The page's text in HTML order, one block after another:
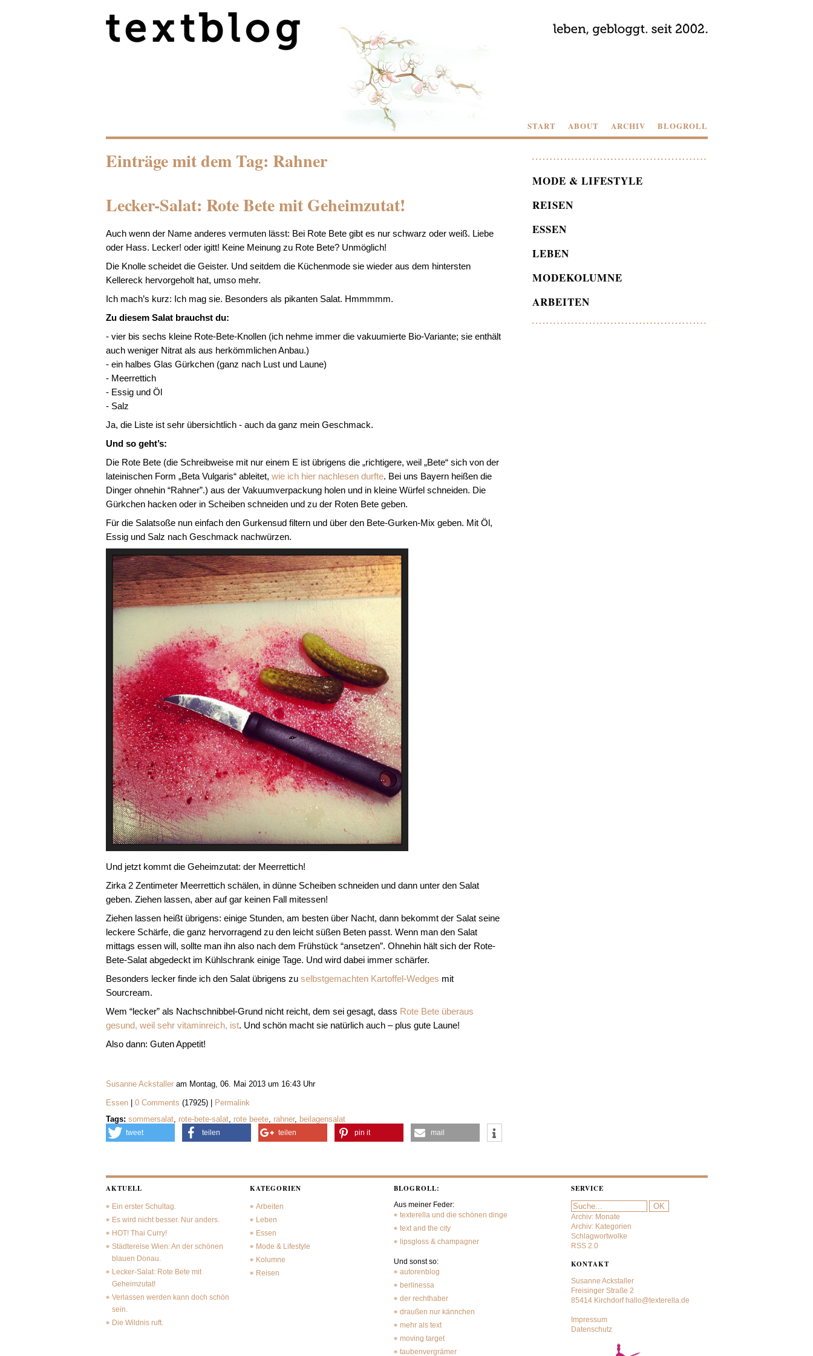
START ABOUT ARCHIV BLOGROLL
Einträge mit dem Tag: Rahner
Lecker-Salat: Rote Bete mit Geheimzutat!
Auch wenn der Name anderes vermuten lässt: Bei Rote Bete gibt es nur schwarz oder weiß. Liebe
oder Hass. Lecker! oder igitt! Keine Meinung zu Rote Bete? Unmöglich!
Die Knolle scheidet die Geister. Und seitdem die Küchenmode sie wieder aus dem hintersten
Kellereck hervorgeholt hat, umso mehr.
Ich mach’s kurz: Ich mag sie. Besonders als pikanten Salat. Hmmmmm.
Zu diesem Salat brauchst du:
- vier bis sechs kleine Rote-Bete-Knollen (ich nehme immer die vakuumierte Bio-Variante; sie enthält
auch weniger Nitrat als aus herkömmlichen Anbau.)
- ein halbes Glas Gürkchen (ganz nach Lust und Laune)
- Meerrettich
- Essig und Öl
- Salz
Ja, die Liste ist sehr übersichtlich - auch da ganz mein Geschmack.
Und so geht’s:
Die Rote Bete (die Schreibweise mit nur einem E ist übrigens die „richtigere, weil „Bete“ sich von der
lateinischen Form „Beta Vulgaris“ ableitet, wie ich hier nachlesen durfte. Bei uns Bayern heißen die
Dinger ohnehin “Rahner”.) aus der Vakuumverpackung holen und in kleine Würfel schneiden. Die
Gürkchen hacken oder in Scheiben schneiden und zu der Roten Bete geben.
Für die Salatsoße nun einfach den Gurkensud filtern und über den Bete-Gurken-Mix geben. Mit Öl,
Essig und Salz nach Geschmack nachwürzen.
Und jetzt kommt die Geheimzutat: der Meerrettich!
Zirka 2 Zentimeter Meerrettich schälen, in dünne Scheiben schneiden und dann unter den Salat
geben. Ziehen lassen, aber auf gar keinen Fall mitessen!
Ziehen lassen heißt übrigens: einige Stunden, am besten über Nacht, dann bekommt der Salat seine
leckere Schärfe, die ganz hervorragend zu den leicht süßen Beten passt. Wenn man den Salat
mittags essen will, sollte man ihn also nach dem Frühstück “ansetzen”. Ohnehin hält sich der Rote-
Bete-Salat abgedeckt im Kühlschrank einige Tage. Und wird dabei immer schärfer.
Besonders lecker finde ich den Salat übrigens zu selbstgemachten Kartoffel-Wedges mit
Sourcream.
Wem “lecker” als Nachschnibbel-Grund nicht reicht, dem sei gesagt, dass Rote Bete überaus
gesund, weil sehr vitaminreich, ist. Und schön macht sie natürlich auch – plus gute Laune!
Also dann: Guten Appetit!
Susanne Ackstalleram Montag, 06. Mai 2013 um 16:43 Uhr
Essen 0 Comments (17925) |
Permalink
Tags: sommersalat, rote-bete-salat, rote beete, rahner, beilagensalat
tweet teilen teilen pin it mail
MODE & LIFESTYLE
REISEN
ESSEN
LEBEN
MODEKOLUMNE
ARBEITEN
AKTUELL
Ein erster Schultag.
Es wird nicht besser. Nur anders.
HOT! Thai Curry!
Städtereise Wien: An der schönen
blauen Donau.
Lecker-Salat: Rote Bete mit
Geheimzutat!
Verlassen werden kann doch schön
sein.
Die Wildnis ruft.
KATEGORIEN
Arbeiten
Leben
Essen
Mode & Lifestyle
Kolumne
Reisen
BLOGROLL:
Aus meiner Feder:
texterella und die schönen dinge
text and the city
lipsgloss & champagner
Und sonst so:
autorenblog
berlinessa
der rechthaber
draußen nur kännchen
mehr als text
moving target
taubenvergrämer
SERVICE
Archiv: Monate
Archiv: Kategorien
Schlagwortwolke
RSS 2.0
KONTAKT
Susanne Ackstaller
Freisinger Straße 2
85414 Kirchdorf hallo@texterella.de
Impressum
Datenschutz